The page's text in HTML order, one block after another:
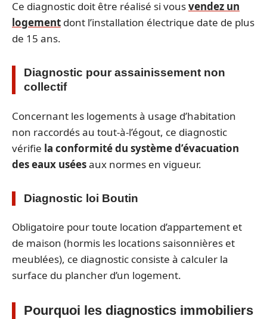
Ce diagnostic doit être réalisé si vousvendez un
logement dont l’installation électrique date de plus
de 15 ans.
Diagnostic pour assainissement non
collectif
Concernant les logements à usage d’habitation
non raccordés au tout-à-l’égout, ce diagnostic
vérifie la conformité du système d’évacuation
des eaux uséesaux normes en vigueur.
Diagnostic loi Boutin
Obligatoire pour toute location d’appartement et
de maison (hormis les locations saisonnières et
meublées), ce diagnostic consiste à calculer la
surface du plancher d’un logement.
Pourquoi les diagnostics immobiliers